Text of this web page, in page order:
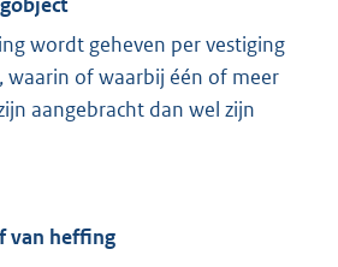
wordt geheven per vestiging
waarin of waarbij één of meer
aangebracht dan wel zijn
van heffing